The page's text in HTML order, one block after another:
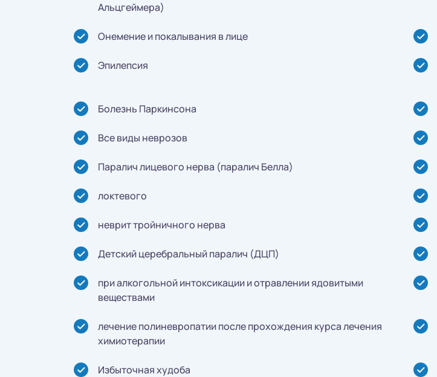
Альцгеймера)
Онемение и покалывания в лице
Эпилепсия
Болезнь Паркинсона
Все виды неврозов
Паралич лицевого нерва (паралич Белла)
локтевого
неврит тройничного нерва
Детский церебральный паралич (ДЦП)
при алкогольной интоксикации и отравлении ядовитыми
веществами
лечение полиневропатии после прохождения курса лечения
химиотерапии
Избыточная худоба